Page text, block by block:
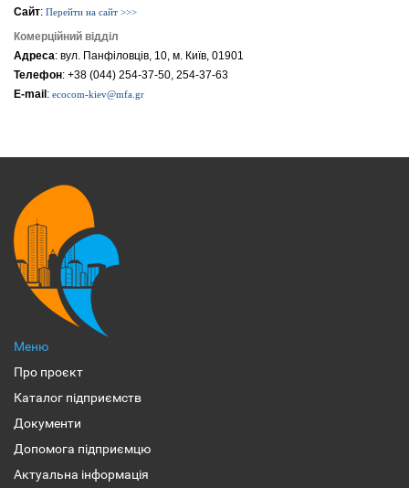
Сайт: Перейти на сайт >>>
Комерційний відділ
Адреса: вул. Панфіловців, 10, м. Київ, 01901
Телефон: +38 (044) 254-37-50, 254-37-63
E-mail : ecocom-kiev@mfa.gr
Меню
Про проєкт
Каталог підприємств
Документи
Допомога підприємцю
Актуальна інформація